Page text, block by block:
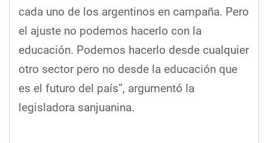
cada uno de los argentinos en campaña. Pero
el ajuste no podemos hacerlo con la
educación. Podemos hacerlo desde cualquier
otro sector pero no desde la educación que
es el futuro del país”, argumentó la
legisladora sanjuanina.